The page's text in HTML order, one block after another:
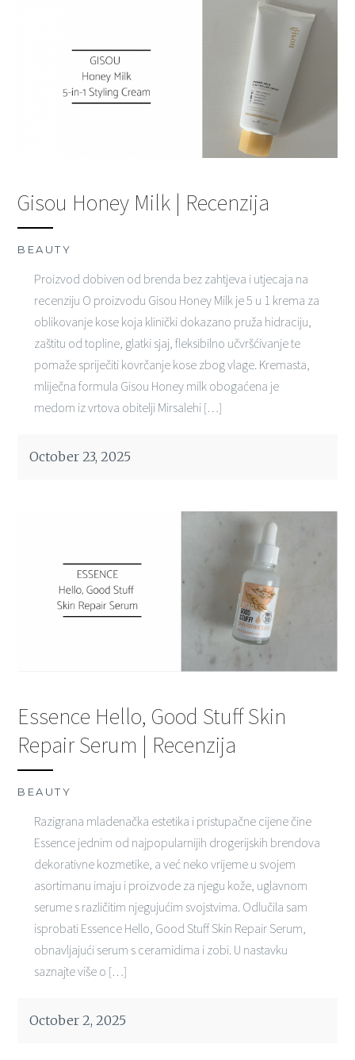
Gisou Honey Milk | Recenzija
BEAUTY
Proizvod dobiven od brenda bez zahtjeva i utjecaja na
recenziju O proizvodu Gisou Honey Milk je 5 u 1 krema za
oblikovanje kose koja klinički dokazano pruža hidraciju,
zaštitu od topline, glatki sjaj, fleksibilno učvršćivanje te
pomaže spriječiti kovrčanje kose zbog vlage. Kremasta,
mliječna formula Gisou Honey milk obogaćena je
medom iz vrtova obitelji Mirsalehi […]
October 23, 2025
Essence Hello, Good Stuff Skin
Repair Serum | Recenzija
BEAUTY
Razigrana mladenačka estetika i pristupačne cijene čine
Essence jednim od najpopularnijih drogerijskih brendova
dekorativne kozmetike, a već neko vrijeme u svojem
asortimanu imaju i proizvode za njegu kože, uglavnom
serume s različitim njegujućim svojstvima. Odlučila sam
isprobati Essence Hello, Good Stuff Skin Repair Serum,
obnavljajući serum s ceramidima i zobi. U nastavku
saznajte više o […]
October 2, 2025